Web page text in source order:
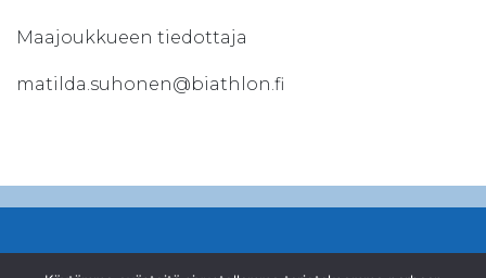
Maajoukkueen tiedottaja
matilda.suhonen@biathlon.fi